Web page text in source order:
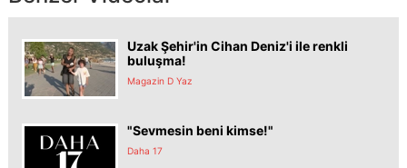
Uzak Şehir'in Cihan Deniz'i ile renkli
buluşma!
Magazin D Yaz
"Sevmesin beni kimse!"
Daha 17